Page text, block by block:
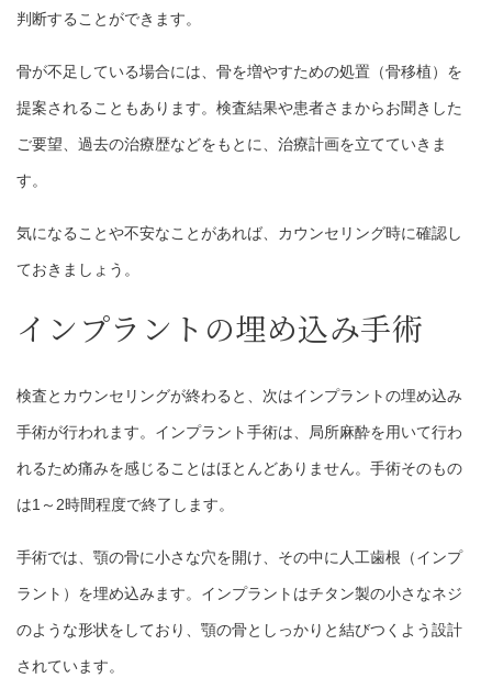
判断することができます。
骨が不足している場合には、骨を増やすための処置（骨移植）を
提案されることもあります。検査結果や患者さまからお聞きした
ご要望、過去の治療歴などをもとに、治療計画を立てていきま
す。
気になることや不安なことがあれば、カウンセリング時に確認し
ておきましょう。
インプラントの埋め込み手術
検査とカウンセリングが終わると、次はインプラントの埋め込み
手術が行われます。インプラント手術は、局所麻酔を用いて行わ
れるため痛みを感じることはほとんどありません。手術そのもの
は1～2時間程度で終了します。
手術では、顎の骨に小さな穴を開け、その中に人工歯根（インプ
ラント）を埋め込みます。インプラントはチタン製の小さなネジ
のような形状をしており、顎の骨としっかりと結びつくよう設計
されています。